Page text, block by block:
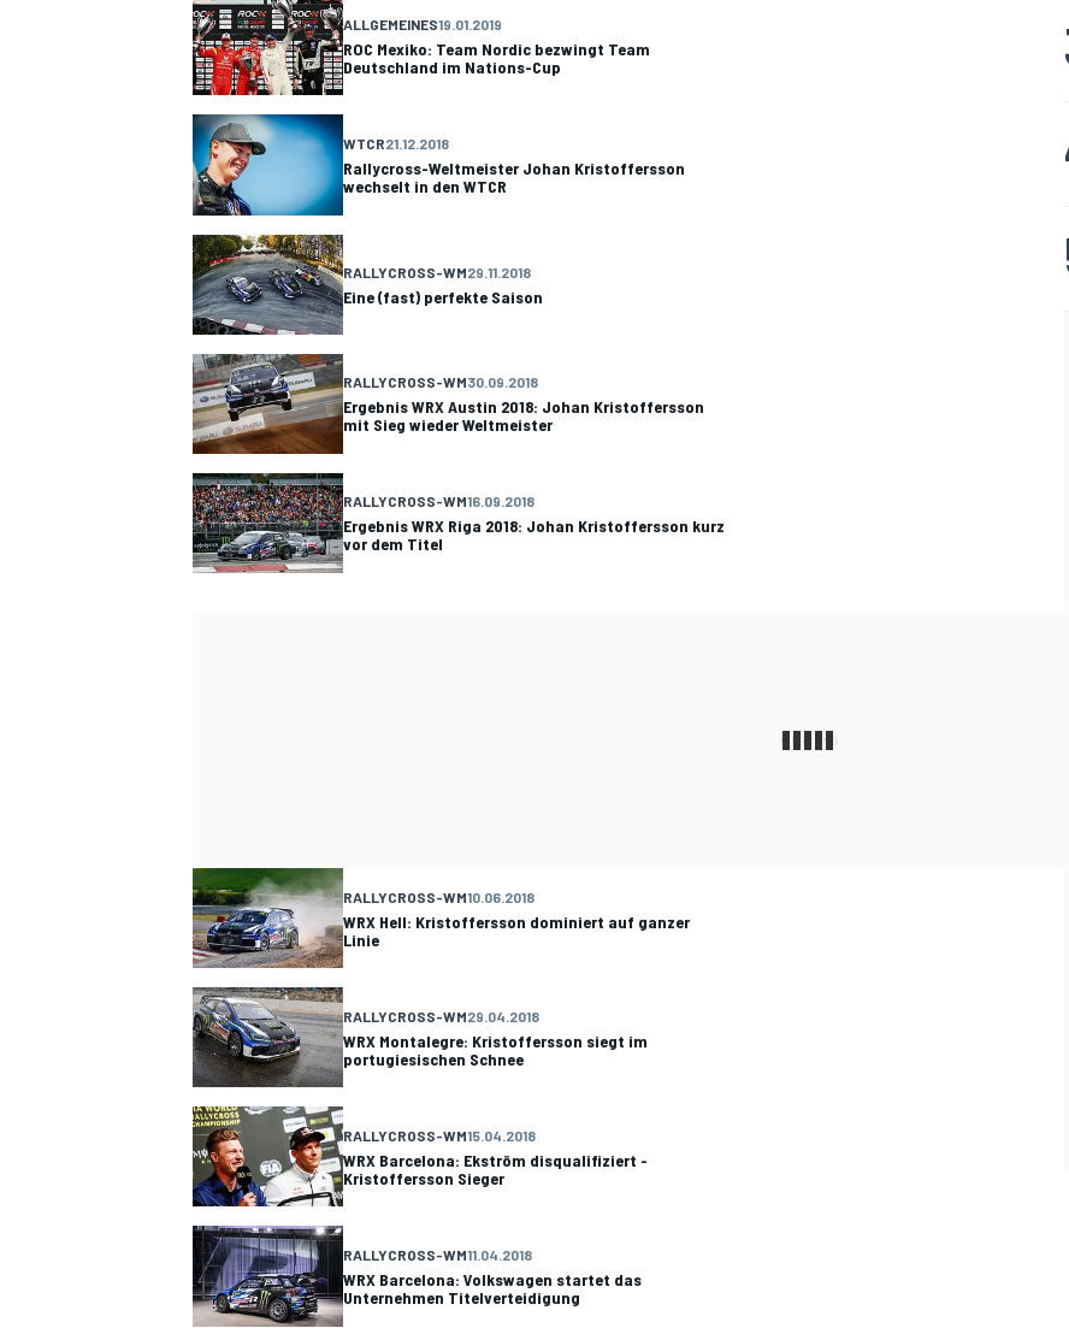
ALLGEMEINES19.01.2019
ROC Mexiko: Team Nordic bezwingt Team
Deutschland im Nations-Cup
WTCR21.12.2018
Rallycross-Weltmeister Johan Kristoffersson
wechselt in den WTCR
RALLYCROSS-WM29.11.2018
Eine (fast) perfekte Saison
RALLYCROSS-WM30.09.2018
Ergebnis WRX Austin 2018: Johan Kristoffersson
mit Sieg wieder Weltmeister
RALLYCROSS-WM16.09.2018
Ergebnis WRX Riga 2018: Johan Kristoffersson kurz
vor dem Titel
RALLYCROSS-WM10.06.2018
WRX Hell: Kristoffersson dominiert auf ganzer
Linie
RALLYCROSS-WM29.04.2018
WRX Montalegre: Kristoffersson siegt im
portugiesischen Schnee
RALLYCROSS-WM15.04.2018
WRX Barcelona: Ekström disqualifiziert -
Kristoffersson Sieger
RALLYCROSS-WM11.04.2018
WRX Barcelona: Volkswagen startet das
Unternehmen Titelverteidigung